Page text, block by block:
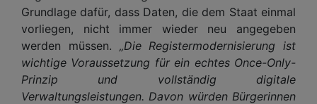
Grundlage dafür, dass Daten, die dem Staat einmal
vorliegen, nicht immer wieder neu angegeben
werden müssen. „Die Registermodernisierung ist
wichtige Voraussetzung für ein echtes Once-Only-
Prinzip und vollständig digitale
Verwaltungsleistungen. Davon würden Bürgerinnen